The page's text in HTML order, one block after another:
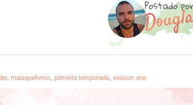
, maisquelivros, primeira temporada, season one